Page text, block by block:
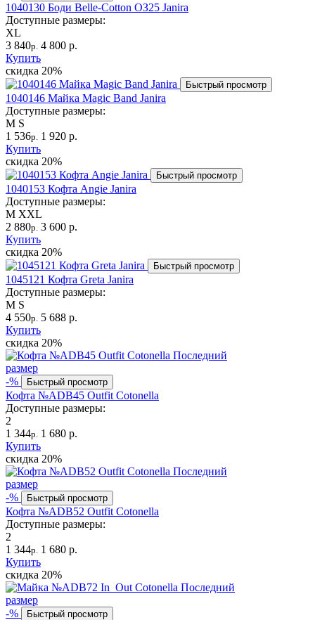
1040130 Боди Belle-Cotton ОЗ25 Janira
Доступные размеры:
XL
3 840р. 4 800 р.
Купить
скидка 20%
Быстрый просмотр
1040146 Майка Magic Band Janira
Доступные размеры:
M S
1 536р. 1 920 р.
Купить
скидка 20%
Быстрый просмотр
1040153 Кофта Angie Janira
Доступные размеры:
M XXL
2 880р. 3 600 р.
Купить
скидка 20%
Быстрый просмотр
1045121 Кофта Greta Janira
Доступные размеры:
M S
4 550р. 5 688 р.
Купить
скидка 20%
Последний
размер
-%
Быстрый просмотр
Кофта №ADB45 Outfit Cotonella
Доступные размеры:
2
1 344р. 1 680 р.
Купить
скидка 20%
Последний
размер
-%
Быстрый просмотр
Кофта №ADB52 Outfit Cotonella
Доступные размеры:
2
1 344р. 1 680 р.
Купить
скидка 20%
Последний
размер
-%
Быстрый просмотр